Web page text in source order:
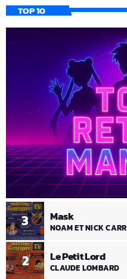
TOP 10
2 Le Petit Lord
CLAUDE LOMBARD
3 Mask
NOAM ET NICK CARR